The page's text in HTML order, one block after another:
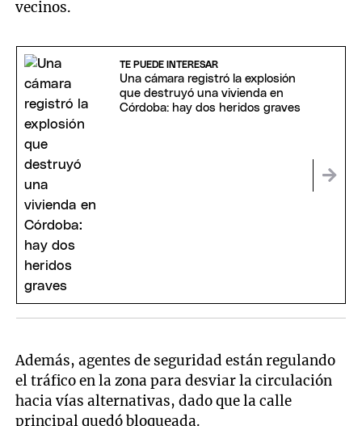
vecinos.
TE PUEDE INTERESAR
Una cámara registró la explosión
que destruyó una vivienda en
Córdoba: hay dos heridos graves
Además, agentes de seguridad están regulando
el tráfico en la zona para desviar la circulación
hacia vías alternativas, dado que la calle
principal quedó bloqueada.